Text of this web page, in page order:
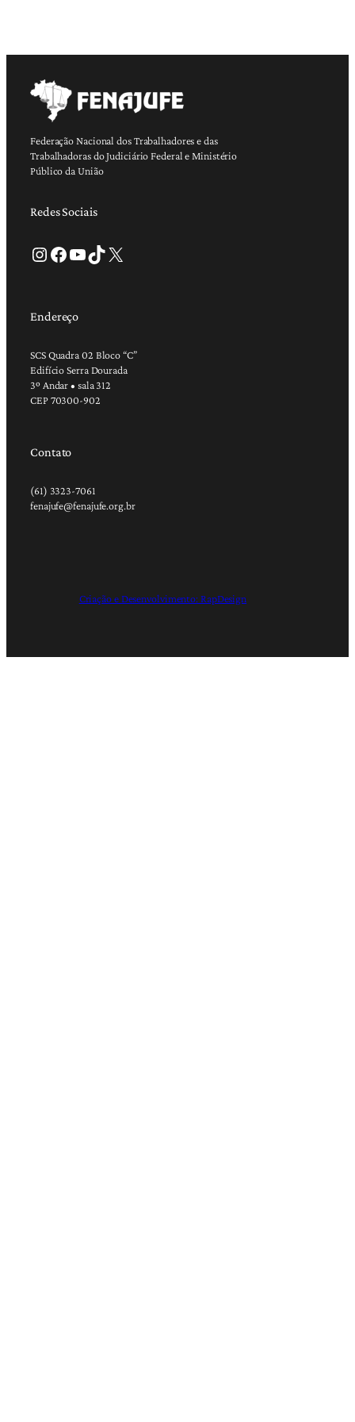
Federação Nacional dos Trabalhadores e das
Trabalhadoras do Judiciário Federal e Ministério
Público da União
Redes Sociais
Instagram Facebook Youtube TikTok X
Endereço
SCS Quadra 02 Bloco “C”
Edifício Serra Dourada
3º Andar • sala 312
CEP 70300-902
Contato
(61) 3323-7061
fenajufe@fenajufe.org.br
Criação e Desenvolvimento: RapDesign